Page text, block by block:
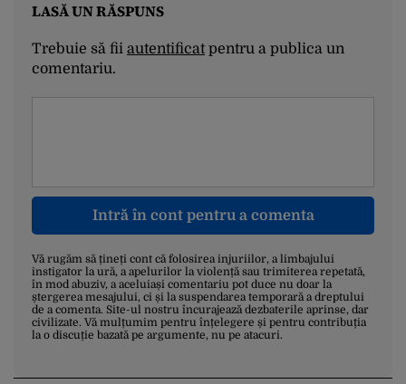
LASĂ UN RĂSPUNS
Trebuie să fii autentificatpentru a publica un
comentariu.
Intră în cont pentru a comenta
Vă rugăm să țineți cont că folosirea injuriilor, a limbajului
instigator la ură, a apelurilor la violență sau trimiterea repetată,
în mod abuziv, a aceluiași comentariu pot duce nu doar la
ștergerea mesajului, ci și la suspendarea temporară a dreptului
de a comenta. Site-ul nostru încurajează dezbaterile aprinse, dar
civilizate. Vă mulțumim pentru înțelegere și pentru contribuția
la o discuție bazată pe argumente, nu pe atacuri.